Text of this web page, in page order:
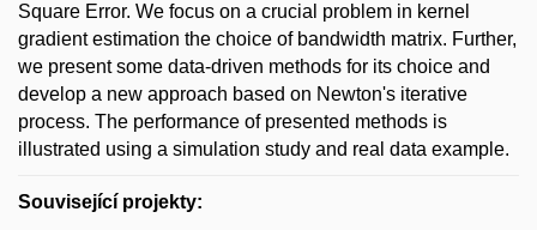
Square Error. We focus on a crucial problem in kernel
gradient estimation the choice of bandwidth matrix. Further,
we present some data-driven methods for its choice and
develop a new approach based on Newton's iterative
process. The performance of presented methods is
illustrated using a simulation study and real data example.
Související projekty: